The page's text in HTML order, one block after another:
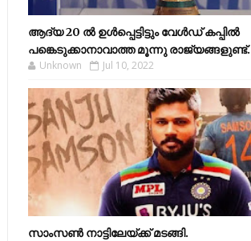
ആദ്യ 20 ല്‍ ഉള്‍പ്പെട്ടിട്ടും വേള്‍ഡ് കപ്പില്‍
പങ്കെടുക്കാനാവാത്ത മൂന്നു രാജ്യങ്ങളുണ്ട്.
Unknown Jul 10, 2022
സാംസണ്‍ നാട്ടിലേയ്‌ക്ക് മടങ്ങി.